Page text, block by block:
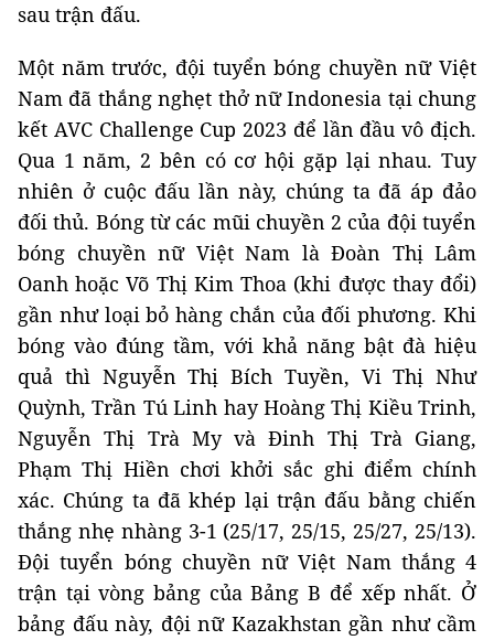
sau trận đấu.
Một năm trước, đội tuyển bóng chuyền nữ Việt
Nam đã thắng nghẹt thở nữ Indonesia tại chung
kết AVC Challenge Cup 2023 để lần đầu vô địch.
Qua 1 năm, 2 bên có cơ hội gặp lại nhau. Tuy
nhiên ở cuộc đấu lần này, chúng ta đã áp đảo
đối thủ. Bóng từ các mũi chuyền 2 của đội tuyển
bóng chuyền nữ Việt Nam là Đoàn Thị Lâm
Oanh hoặc Võ Thị Kim Thoa (khi được thay đổi)
gần như loại bỏ hàng chắn của đối phương. Khi
bóng vào đúng tầm, với khả năng bật đà hiệu
quả thì Nguyễn Thị Bích Tuyền, Vi Thị Như
Quỳnh, Trần Tú Linh hay Hoàng Thị Kiều Trinh,
Nguyễn Thị Trà My và Đinh Thị Trà Giang,
Phạm Thị Hiền chơi khởi sắc ghi điểm chính
xác. Chúng ta đã khép lại trận đấu bằng chiến
thắng nhẹ nhàng 3-1 (25/17, 25/15, 25/27, 25/13).
Đội tuyển bóng chuyền nữ Việt Nam thắng 4
trận tại vòng bảng của Bảng B để xếp nhất. Ở
bảng đấu này, đội nữ Kazakhstan gần như cầm